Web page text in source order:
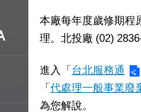
本廠每年度歲修期程
理。北投廠 (02)
進入「台北服務通
「代處理一般事業廢
為您解說。